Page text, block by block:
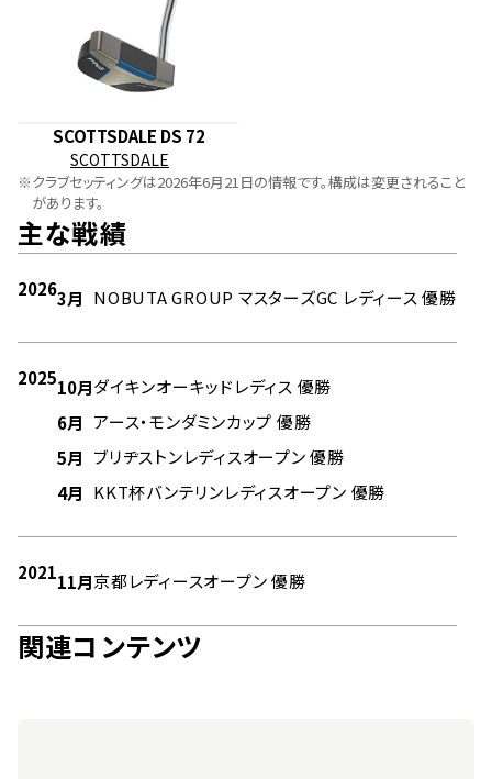
SCOTTSDALE DS 72
SCOTTSDALE
※クラブセッティングは2026年6月21日の情報です。構成は変更されること
があります。
主な戦績
20263月 NOBUTA GROUP マスターズGC レディース 優勝
202510月ダイキンオーキッドレディス 優勝
6月 アース・モンダミンカップ 優勝
5月 ブリヂストンレディスオープン 優勝
4月 KKT杯バンテリンレディスオープン 優勝
202111月京都レディースオープン 優勝
関連コンテンツ